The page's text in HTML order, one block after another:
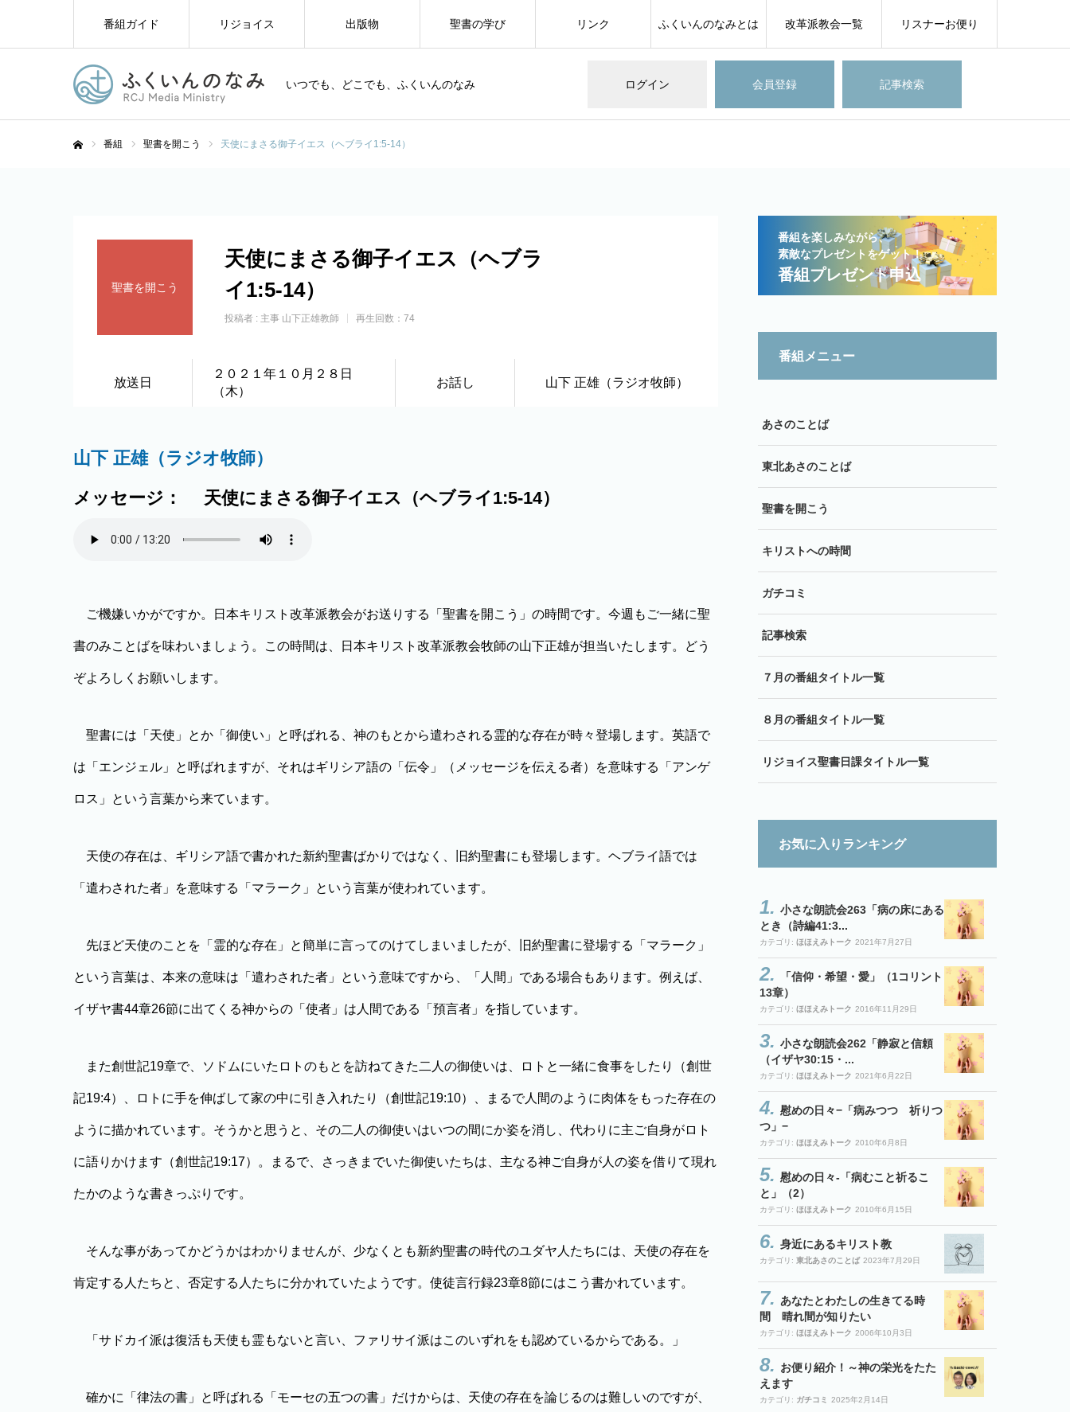
いつでも、どこでも、ふくいんのなみ ログイン 会員登録 記事検索
番組ガイド リジョイス 出版物 聖書の学び リンク ふくいんのなみとは 改革派教会一覧 リスナーお便り
番組 聖書を開こう 天使にまさる御子イエス（ヘブライ1:5-14）
聖書を開こう
天使にまさる御子イエス（ヘブラ
イ1:5-14）
投稿者 : 主事 山下正雄教師 再生回数：74
放送日
２０２１年１０月２８日
（木）
お話し 山下 正雄（ラジオ牧師）
山下 正雄（ラジオ牧師）
メッセージ： 天使にまさる御子イエス（ヘブライ1:5-14）
ご機嫌いかがですか。日本キリスト改革派教会がお送りする「聖書を開こう」の時間です。今週もご一緒に聖
書のみことばを味わいましょう。この時間は、日本キリスト改革派教会牧師の山下正雄が担当いたします。どう
ぞよろしくお願いします。
聖書には「天使」とか「御使い」と呼ばれる、神のもとから遣わされる霊的な存在が時々登場します。英語で
は「エンジェル」と呼ばれますが、それはギリシア語の「伝令」（メッセージを伝える者）を意味する「アンゲ
ロス」という言葉から来ています。
天使の存在は、ギリシア語で書かれた新約聖書ばかりではなく、旧約聖書にも登場します。ヘブライ語では
「遣わされた者」を意味する「マラーク」という言葉が使われています。
先ほど天使のことを「霊的な存在」と簡単に言ってのけてしまいましたが、旧約聖書に登場する「マラーク」
という言葉は、本来の意味は「遣わされた者」という意味ですから、「人間」である場合もあります。例えば、
イザヤ書44章26節に出てくる神からの「使者」は人間である「預言者」を指しています。
また創世記19章で、ソドムにいたロトのもとを訪ねてきた二人の御使いは、ロトと一緒に食事をしたり（創世
記19:4）、ロトに手を伸ばして家の中に引き入れたり（創世記19:10）、まるで人間のように肉体をもった存在の
ように描かれています。そうかと思うと、その二人の御使いはいつの間にか姿を消し、代わりに主ご自身がロト
に語りかけます（創世記19:17）。まるで、さっきまでいた御使いたちは、主なる神ご自身が人の姿を借りて現れ
たかのような書きっぷりです。
そんな事があってかどうかはわかりませんが、少なくとも新約聖書の時代のユダヤ人たちには、天使の存在を
肯定する人たちと、否定する人たちに分かれていたようです。使徒言行録23章8節にはこう書かれています。
「サドカイ派は復活も天使も霊もないと言い、ファリサイ派はこのいずれをも認めているからである。」
確かに「律法の書」と呼ばれる「モーセの五つの書」だけからは、天使の存在を論じるのは難しいのですが、
番組を楽しみながら、
素敵なプレゼントをゲット！
番組プレゼント申込
番組メニュー
あさのことば
東北あさのことば
聖書を開こう
キリストへの時間
ガチコミ
記事検索
７月の番組タイトル一覧
８月の番組タイトル一覧
リジョイス聖書日課タイトル一覧
お気に入りランキング
小さな朗読会263「病の床にある
とき（詩編41:3...
カテゴリ: ほほえみトーク 2021年7月27日
「信仰・希望・愛」（1コリント
13章）
カテゴリ: ほほえみトーク 2016年11月29日
小さな朗読会262「静寂と信頼
（イザヤ30:15・...
カテゴリ: ほほえみトーク 2021年6月22日
慰めの日々−「病みつつ 祈りつ
つ」−
カテゴリ: ほほえみトーク 2010年6月8日
慰めの日々-「病むこと祈るこ
と」（2）
カテゴリ: ほほえみトーク 2010年6月15日
身近にあるキリスト教
カテゴリ: 東北あさのことば 2023年7月29日
あなたとわたしの生きてる時
間 晴れ間が知りたい
カテゴリ: ほほえみトーク 2006年10月3日
お便り紹介！～神の栄光をたた
えます
カテゴリ: ガチコミ 2025年2月14日